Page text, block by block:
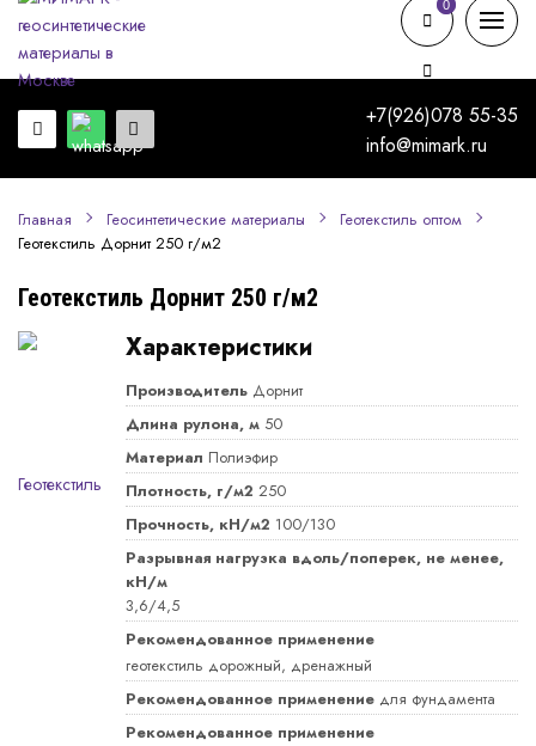
+7(926)078 55-35
info@mimark.ru
0
0
Главная Геосинтетические материалы Геотекстиль оптом
Геотекстиль Дорнит 250 г/м2
Геотекстиль Дорнит 250 г/м2
Характеристики
Производитель Дорнит
Длина рулона, м 50
Материал Полиэфир
Плотность, г/м2 250
Прочность, кН/м2 100/130
Разрывная нагрузка вдоль/поперек, не менее,
кН/м
3,6/4,5
Рекомендованное применение
геотекстиль дорожный, дренажный
Рекомендованное применение для фундамента
Рекомендованное применение